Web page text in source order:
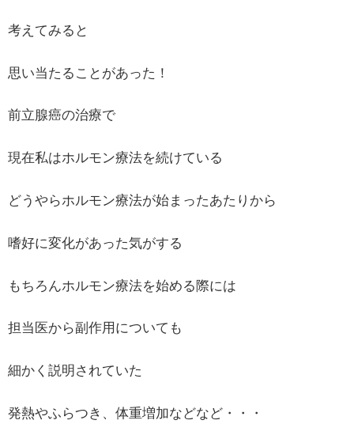
考えてみると
思い当たることがあった！
前立腺癌の治療で
現在私はホルモン療法を続けている
どうやらホルモン療法が始まったあたりから
嗜好に変化があった気がする
もちろんホルモン療法を始める際には
担当医から副作用についても
細かく説明されていた
発熱やふらつき、体重増加などなど・・・